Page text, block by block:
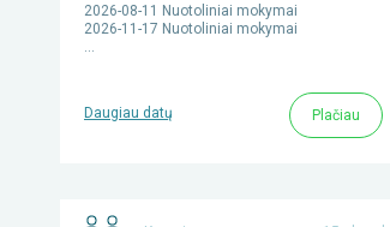
2026-08-11 Nuotoliniai mokymai
2026-11-17 Nuotoliniai mokymai
…
Daugiau datų Plačiau